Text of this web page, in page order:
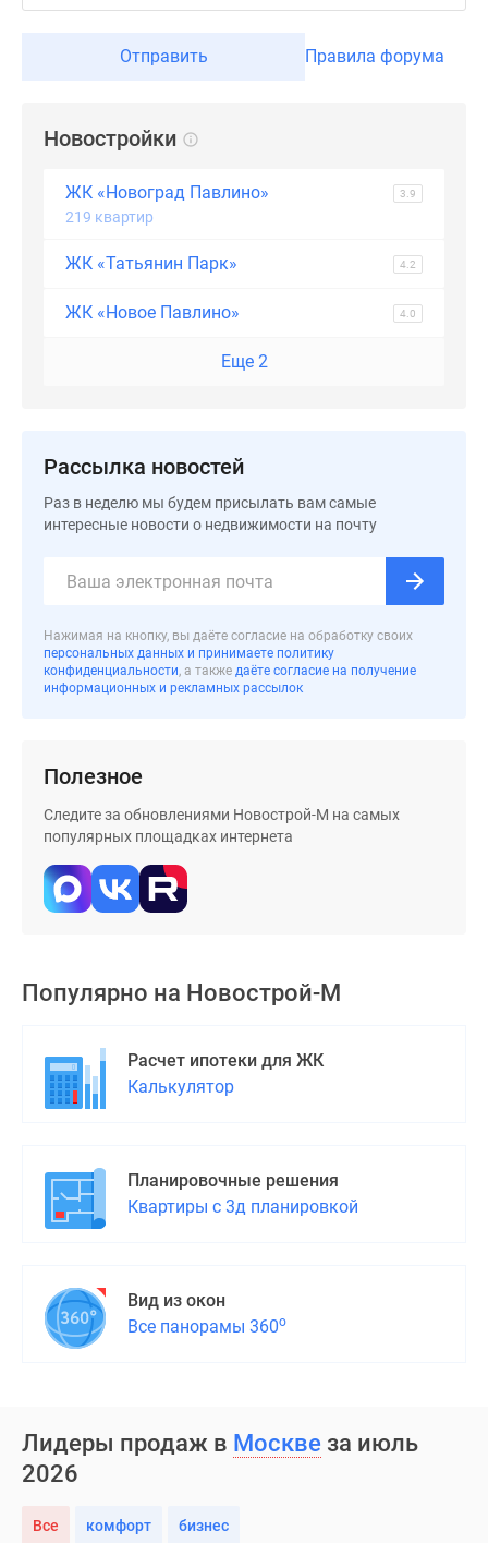
Машино-
Апартаменты
#траншевая
#рассрочка
Видео
новостроек
застройщиком
Поиск
Москве
Новостройки
премиум-
класса
Новостройки
Рассрочка
поселки
Новой
коттеджные
поселки
Коттеджные
поселки
лесу
Отправить Правила форума
Новостройки
ЖК «Новоград Павлино» 3.9
219 квартир
ЖК «Татьянин Парк» 4.2
ЖК «Новое Павлино» 4.0
Еще 2
Рассылка новостей
Раз в неделю мы будем присылать вам самые
интересные новости о недвижимости на почту
Нажимая на кнопку, вы даёте согласие на обработку своих
персональных данных и принимаете политику
конфиденциальности, а также даёте согласие на получение
информационных и рекламных рассылок
Полезное
Следите за обновлениями Новострой-М на самых
популярных площадках интернета
Популярно на Новострой-М
Расчет ипотеки для ЖК
Калькулятор
Планировочные решения
Квартиры с 3д планировкой
Вид из окон
Все панорамы 360о
Лидеры продаж в Москве за июль
2026
Все комфорт бизнес